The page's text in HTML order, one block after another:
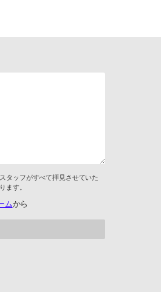
タッフがすべて拝見させていた
ます。
ムから